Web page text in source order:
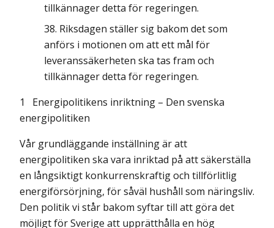
tillkännager detta för regeringen.
Riksdagen ställer sig bakom det som
anförs i motionen om att ett mål för
leveranssäkerheten ska tas fram och
tillkännager detta för regeringen.
1 Energipolitikens inriktning – Den svenska
energipolitiken
Vår grundläggande inställning är att
energipolitiken ska vara inriktad på att säkerställa
en långsiktigt konkurrenskraftig och tillförlitlig
energiförsörjning, för såväl hushåll som näringsliv.
Den politik vi står bakom syftar till att göra det
möjligt för Sverige att upprätthålla en hög